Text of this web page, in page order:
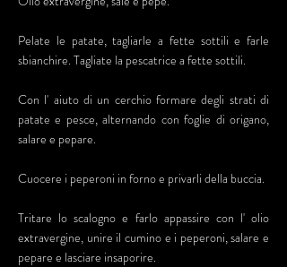
Pelate le patate, tagliarle a fette sottili e farle
sbianchire. Tagliate la pescatrice a fette sottili.
Con l' aiuto di un cerchio formare degli strati di
patate e pesce, alternando con foglie di origano,
salare e pepare.
Cuocere i peperoni in forno e privarli della buccia.
Tritare lo scalogno e farlo appassire con l' olio
extravergine, unire il cumino e i peperoni, salare e
pepare e lasciare insaporire.